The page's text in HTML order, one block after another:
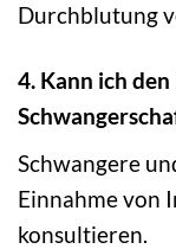
Durchblutung
4. Kann ich
Schwangere
Einnahme von
konsultieren.